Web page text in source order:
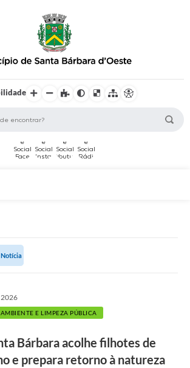
Notícia
E LIMPEZA PÚBLICA
Bárbara acolhe filhotes de
e prepara retorno à natureza